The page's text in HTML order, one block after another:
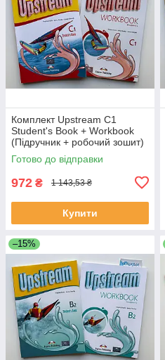
Комплект Upstream C1
Student's Book + Workbook
(Підручник + робочий зошит)
Готово до відправки
972 ₴ 1 143,53 ₴
Купити
–15%